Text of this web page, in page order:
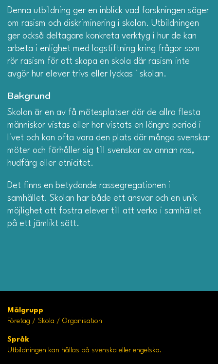
Denna utbildning ger en inblick vad forskningen säger
om rasism och diskriminering i skolan. Utbildningen
ger också deltagare konkreta verktyg i hur de kan
arbeta i enlighet med lagstiftning kring frågor som
rör rasism för att skapa en skola där rasism inte
avgör hur elever trivs eller lyckas i skolan.
Bakgrund
Skolan är en av få mötesplatser där de allra flesta
människor vistas eller har vistats en längre period i
livet och kan ofta vara den plats där många svenskar
möter och förhåller sig till svenskar av annan ras,
hudfärg eller etnicitet.
Det finns en betydande rassegregationen i
samhället. Skolan har både ett ansvar och en unik
möjlighet att fostra elever till att verka i samhället
på ett jämlikt sätt.
Målgrupp
Företag / Skola / Organisation
Språk
Utbildningen kan hållas på svenska eller engelska.